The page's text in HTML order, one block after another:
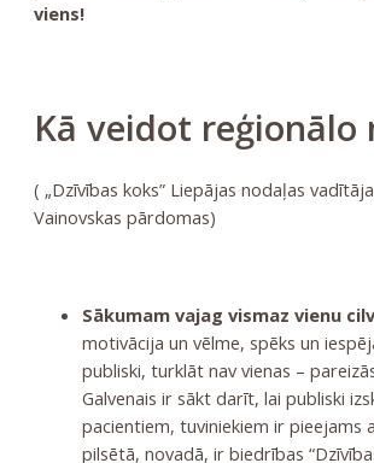
viens!
Kā veidot reģionālo
( „Dzīvības koks” Liepājas nodaļas
Vainovskas pārdomas)
Sākumam vajag vismaz vienu
motivācija un vēlme, spēks un
publiski, turklāt nav vienas –
Galvenais ir sākt darīt, lai publiski
pacientiem, tuviniekiem ir
pilsētā, novadā, ir biedrības